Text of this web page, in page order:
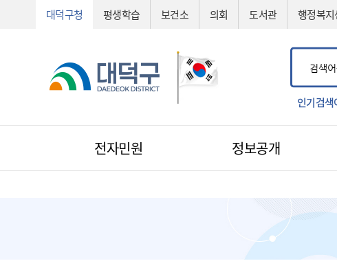
대덕구청 평생학습 보건소 의회 도서관 행정복지
인기검색
기술제안서 예산
전자민원
1:1 민원신청
정보공개